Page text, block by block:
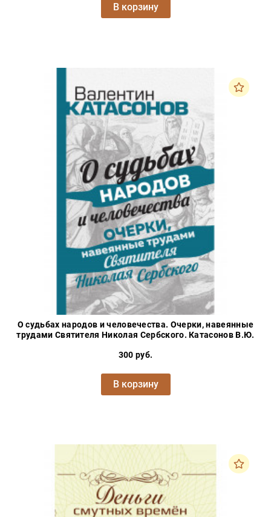
В корзину
О судьбах народов и человечества. Очерки, навеянные
трудами Святителя Николая Сербского. Катасонов В.Ю.
300 руб.
В корзину